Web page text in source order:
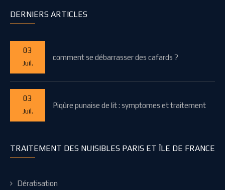
DERNIERS ARTICLES
03
Juil.
comment se débarrasser des cafards ?
03
Juil.
Piqûre punaise de lit : symptomes et traitement
TRAITEMENT DES NUISIBLES PARIS ET ÎLE DE FRANCE
Dératisation